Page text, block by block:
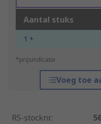
Aantal stuks
1 +
*prijsindicatie
Voeg toe
RS-stocknr.: